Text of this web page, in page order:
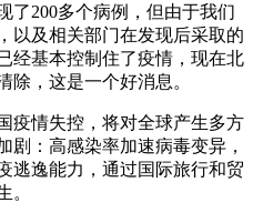
了200多个病例，但由于我们
以及相关部门在发现后采取的
经基本控制住了疫情，现在北
除，这是一个好消息。
疫情失控，将对全球产生多方
剧：高感染率加速病毒变异，
逃逸能力，通过国际旅行和贸
。